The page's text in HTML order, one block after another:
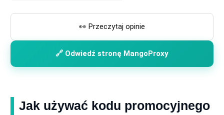
👀 Przeczytaj opinie
🔗 Odwiedź stronę MangoProxy
Jak używać kodu promocyjnego